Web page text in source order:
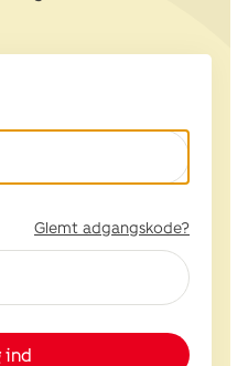
Glemt adgangskode?
ind